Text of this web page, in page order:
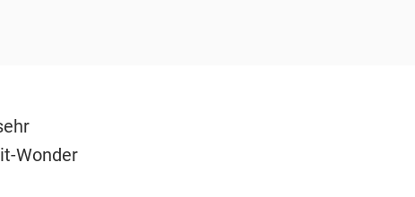
Wonder